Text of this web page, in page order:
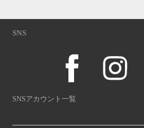
SNS
SNSアカウント一覧